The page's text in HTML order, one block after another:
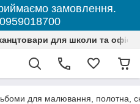
замовлення.
для школи та офісу
для малювання, полотна,